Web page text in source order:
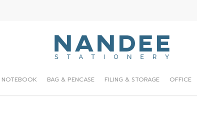
NOTEBOOK BAG & PENCASE FILING & STORAGE OFFICE